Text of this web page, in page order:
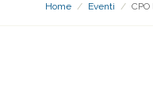
Home / Eventi / CPO